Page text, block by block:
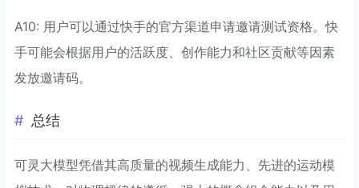
A10: 用户可以通过快手的官方渠道申请邀请测试资格。快
手可能会根据用户的活跃度、创作能力和社区贡献等因素
发放邀请码。
总结
可灵大模型凭借其高质量的视频生成能力、先进的运动模